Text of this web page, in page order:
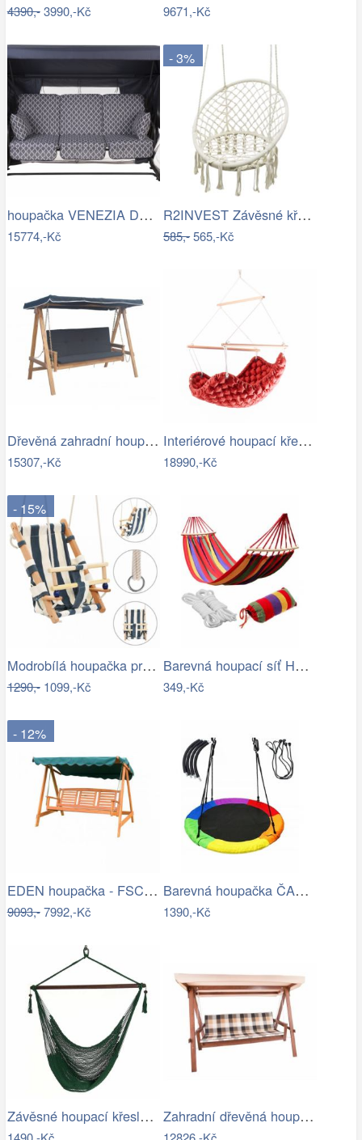
4390,-3990,-Kč 9671,-Kč
houpačka VENEZIA Dajar
15774,-Kč
- 3%
R2INVEST Závěsné křeslo s třásněmi…
585,-565,-Kč
Dřevěná zahradní houpačka - VGD
15307,-Kč
Interiérové houpací křeslo Swingy In…
18990,-Kč
- 15%
Modrobílá houpačka pro batolata LAPSI
1290,-1099,-Kč
Barevná houpací síť HAMAK pro 2 osoby…
349,-Kč
- 12%
EDEN houpačka - FSC ROJAPLAST
9093,-7992,-Kč
Barevná houpačka ČAPÍ HNÍZDO 110 cm
1390,-Kč
Závěsné houpací křeslo BASKO Tempo… Zahradní dřevěná houpačka-RJ